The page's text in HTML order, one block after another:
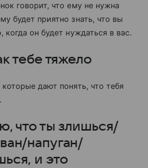
говорит, что ему не нужна
будет приятно знать, что вы
когда он будет нуждаться в вас.
тебе тяжело
дают понять, что тебя
что ты злишься/
напуган/
и это